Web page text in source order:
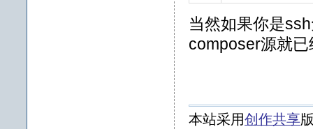
当然如果你是
composer源就
本站采用创作共享